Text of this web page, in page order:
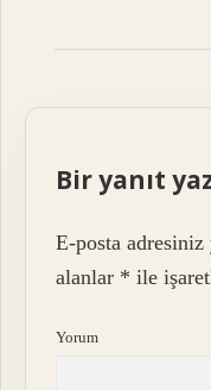
Bir yanıt
E-posta adresiniz
alanlar * ile
Yorum